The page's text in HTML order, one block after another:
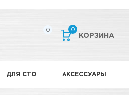
0 0
КОРЗИНА
ДЛЯ СТО АКСЕССУАРЫ